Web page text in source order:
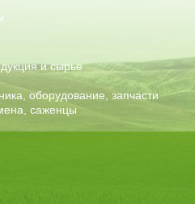
и сырье
оборудование, запчасти
саженцы